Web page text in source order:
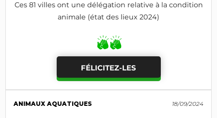
Ces 81 villes ont une délégation relative à la condition
animale (état des lieux 2024)
FÉLICITEZ-LES
ANIMAUX AQUATIQUES 18/09/2024